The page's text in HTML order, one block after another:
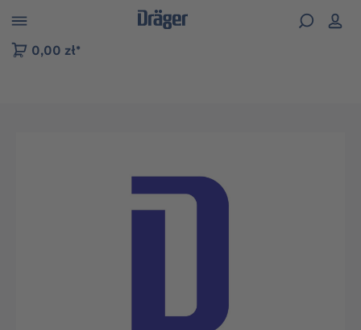
do nawigacji na platformie B2B
0,00 zł*
Pomiń galerię zdjęć